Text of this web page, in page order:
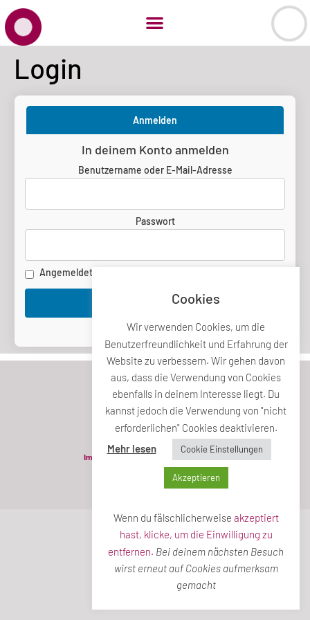
Login
Anmelden
In deinem Konto anmelden
Benutzername oder E-Mail-Adresse
Passwort
Angemeldet bleiben
Passwort vergessen?
Impressum
© Die neue Mitte 2022
Cookies
Wir verwenden Cookies, um die
Benutzerfreundlichkeit und Erfahrung der
Website zu verbessern. Wir gehen davon
aus, dass die Verwendung von Cookies
ebenfalls in deinem Interesse liegt. Du
kannst jedoch die Verwendung von "nicht
erforderlichen" Cookies deaktivieren.
Mehr lesen
Cookie Einstellungen
Akzeptieren
Wenn du fälschlicherweise akzeptiert
hast, klicke, um die Einwilligung zu
entfernen. Bei deinem nächsten Besuch
wirst erneut auf Cookies aufmerksam
gemacht